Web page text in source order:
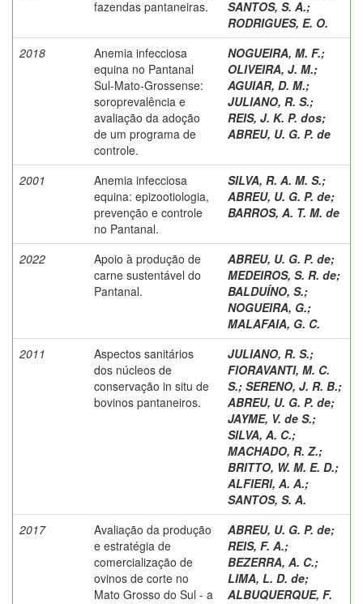
fazendas pantaneiras.
SANTOS, S. A.;
RODRIGUES, E. O.
2018
Anemia infecciosa
equina no Pantanal
Sul-Mato-Grossense:
soroprevalência e
avaliação da adoção
de um programa de
controle.
NOGUEIRA, M. F.;
OLIVEIRA, J. M.;
AGUIAR, D. M.;
JULIANO, R. S.;
REIS, J. K. P. dos;
ABREU, U. G. P. de
2001
Anemia infecciosa
equina: epizootiologia,
prevenção e controle
no Pantanal.
SILVA, R. A. M. S.;
ABREU, U. G. P. de;
BARROS, A. T. M. de
2022
Apoio à produção de
carne sustentável do
Pantanal.
ABREU, U. G. P. de;
MEDEIROS, S. R. de;
BALDUÍNO, S.;
NOGUEIRA, G.;
MALAFAIA, G. C.
2011
Aspectos sanitários
dos núcleos de
conservação in situ de
bovinos pantaneiros.
JULIANO, R. S.;
FIORAVANTI, M. C.
S.; SERENO, J. R. B.;
ABREU, U. G. P. de;
JAYME, V. de S.;
SILVA, A. C.;
MACHADO, R. Z.;
BRITTO, W. M. E. D.;
ALFIERI, A. A.;
SANTOS, S. A.
2017
Avaliação da produção
e estratégia de
comercialização de
ovinos de corte no
Mato Grosso do Sul - a
ABREU, U. G. P. de;
REIS, F. A.;
BEZERRA, A. C.;
LIMA, L. D. de;
ALBUQUERQUE, F.